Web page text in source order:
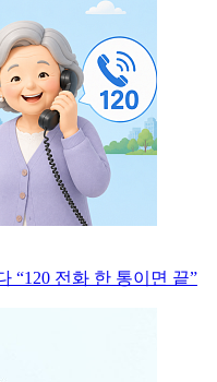
“120 전화 한 통이면 끝”